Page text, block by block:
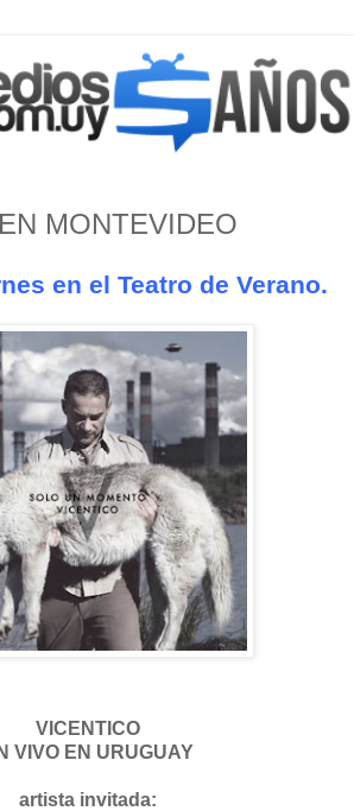
MONTEVIDEO
en el Teatro de Verano.
VICENTICO
VIVO EN URUGUAY
artista invitada: